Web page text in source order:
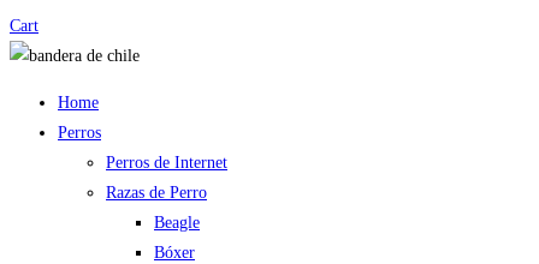
Cart
Home
Perros
Perros de Internet
Razas de Perro
Beagle
Bóxer